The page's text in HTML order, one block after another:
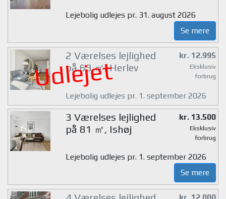
Lejebolig udlejes pr. 31. august 2026
Se mere
Udlejet
2 Værelses lejlighed
på 63 ㎡, Herlev
kr. 12.995
Eksklusiv
forbrug
Lejebolig udlejes pr. 1. september 2026
3 Værelses lejlighed
på 81 ㎡, Ishøj
kr. 13.500
Eksklusiv
forbrug
Lejebolig udlejes pr. 1. september 2026
Se mere